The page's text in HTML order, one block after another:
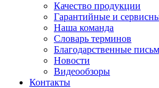
Качество продукции
Гарантийные и
Наша команда
Словарь терминов
Благодарственные
Новости
Видеообзоры
Контакты